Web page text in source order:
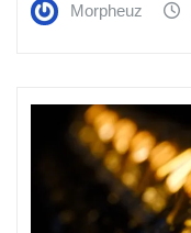
Morpheuz